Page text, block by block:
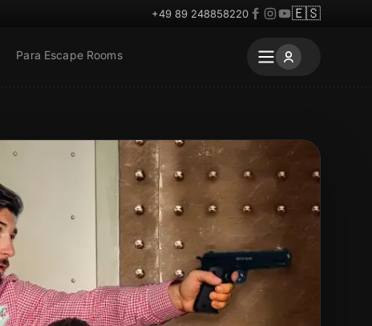
+49 89 248858220 🇪🇸
Para Escape Rooms